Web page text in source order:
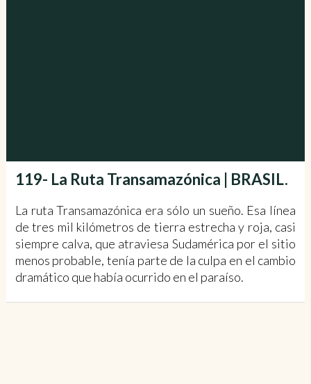
119- La Ruta Transamazónica | BRASIL.
La ruta Transamazónica era sólo un sueño. Esa línea
de tres mil kilómetros de tierra estrecha y roja, casi
siempre calva, que atraviesa Sudamérica por el sitio
menos probable, tenía parte de la culpa en el cambio
dramático que había ocurrido en el paraíso.